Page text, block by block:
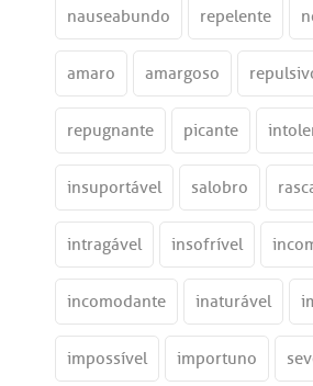
nauseabundo repelente
amaro amargoso
repugnante picante
insuportável salobro
intragável insofrível
incomodante inaturável
impossível importuno